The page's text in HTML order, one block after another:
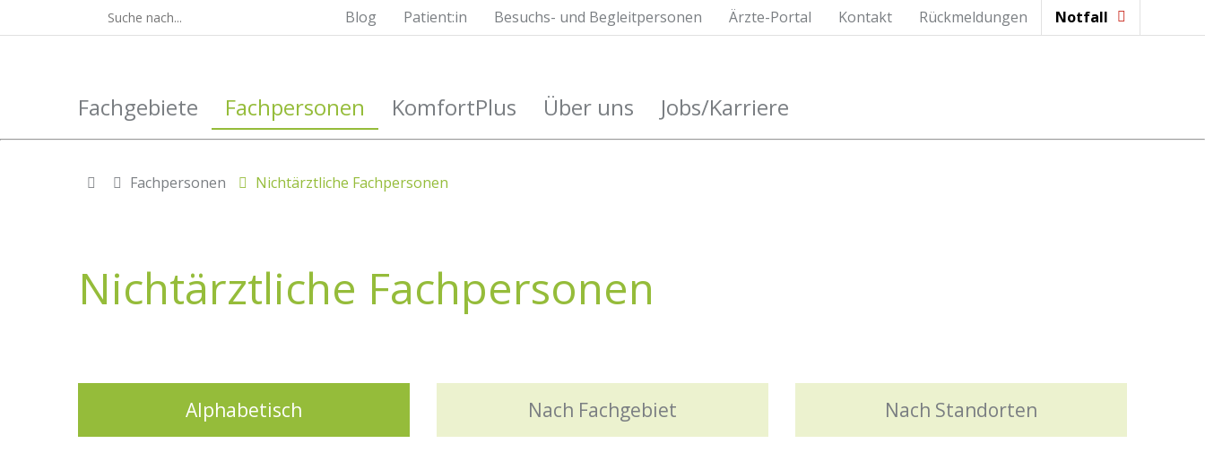
Notfall
Rückmeldungen
Kontakt
Ärzte-Portal
Besuchs- und Begleitpersonen
Patient:in
Blog
Fachgebiete Fachpersonen KomfortPlus Über uns Jobs/Karriere
Fachpersonen Nichtärztliche Fachpersonen
Nichtärztliche Fachpersonen
Alphabetisch Nach Fachgebiet Nach Standorten